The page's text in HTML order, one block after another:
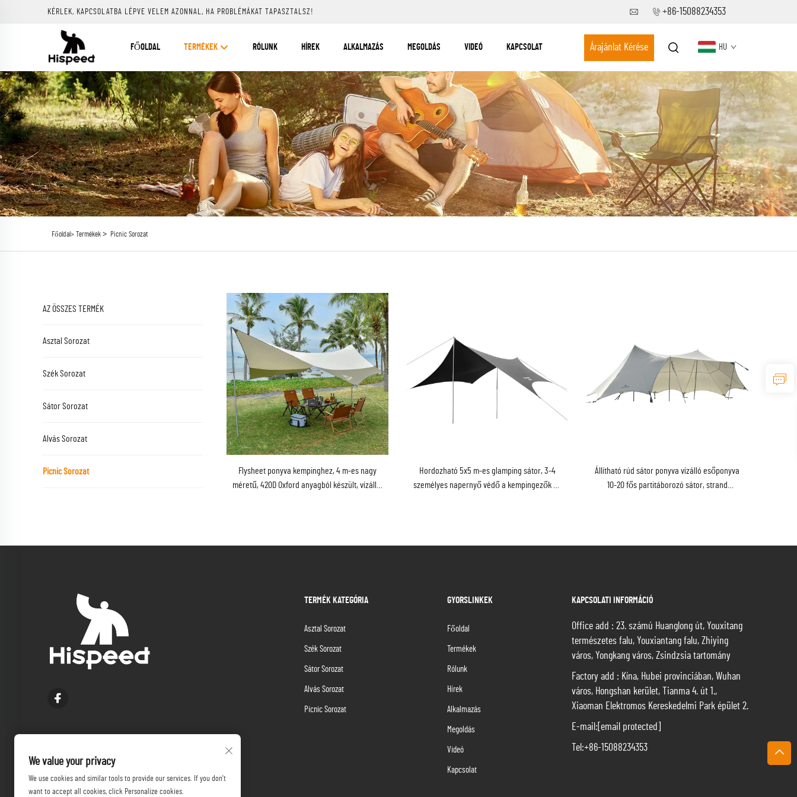
KÉRLEK, KAPCSOLATBA LÉPVE VELEM AZONNAL, HA PROBLÉMÁKAT TAPASZTALSZ! +86-15088234353
FŐOLDAL TERMÉKEK RÓLUNK HÍREK ALKALMAZÁS MEGOLDÁS VIDEÓ KAPCSOLAT Árajánlat Kérése HU
Főoldal> Termékek > Picnic Sorozat
AZ ÖSSZES TERMÉK
Asztal Sorozat
Szék Sorozat
Sátor Sorozat
Alvás Sorozat
Picnic Sorozat
Flysheet ponyva kempinghez, 4 m-es nagy
méretű, 420D Oxford anyagból készült, vízálló,
Hordozható 5x5 m-es glamping sátor, 3-4
személyes napernyő védő a kempingezők és
Állítható rúd sátor ponyva vízálló esőponyva
10-20 fős partitáborozó sátor, strand
TERMÉK KATEGÓRIA
Asztal Sorozat
Szék Sorozat
Sátor Sorozat
Alvás Sorozat
Picnic Sorozat
GYORSLINKEK
Főoldal
Termékek
Rólunk
Hírek
Alkalmazás
Megoldás
Videó
Kapcsolat
KAPCSOLATI INFORMÁCIÓ
Office add : 23. számú Huanglong út, Youxitang
természetes falu, Youxiantang falu, Zhiying
város, Yongkang város, Zsindzsia tartomány
Factory add : Kína, Hubei provinciában, Wuhan
város, Hongshan kerület, Tianma 4. út 1.,
Xiaoman Elektromos Kereskedelmi Park épület 2.
E-mail: [email protected]
Tel:+86-15088234353
We value your privacy
We use cookies and similar tools to provide our services. If you don't
want to accept all cookies, click Personalize cookies.